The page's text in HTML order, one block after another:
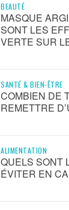
BEAUTÉ
MASQUE
SONT LES
VERTE SUR
SANTÉ & BIEN-ÊTRE
COMBIEN DE
REMETTRE
ALIMENTATION
QUELS SONT
ÉVITER EN